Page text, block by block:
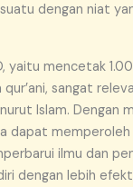
dengan niat
yaitu mencetak
sangat
Islam. Dengan
dapat
ilmu dan
dengan lebih